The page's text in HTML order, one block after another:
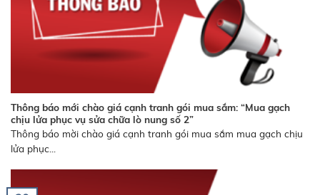
Thông báo mới chào giá cạnh tranh gói mua sắm: “Mua gạch
chịu lửa phục vụ sửa chữa lò nung số 2”
Thông báo mời chào giá cạnh tranh gói mua sắm mua gạch chịu
lửa phục...